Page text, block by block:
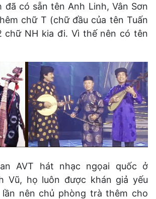
đã có sẵn tên Anh Linh, Vân Sơn
chữ T (chữ đầu của tên Tuấn
chữ NH kia đi. Vì thế nên có tên
AVT hát nhạc ngọai quốc ở
Vũ, họ luôn được khán giả yếu
lần nên chủ phòng trà thêm cho